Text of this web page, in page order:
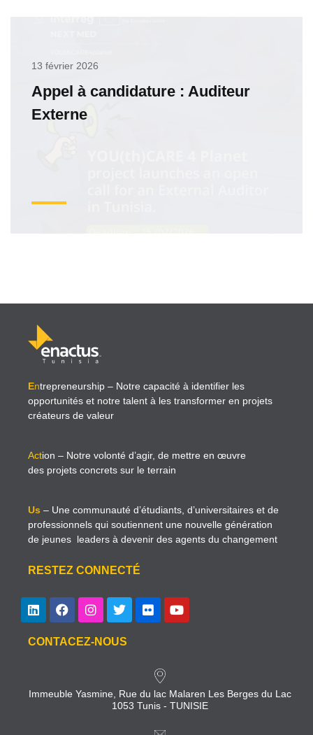
13 février 2026
Appel à candidature : Auditeur
Externe
Entrepreneurship – Notre capacité à identifier les
opportunités et notre talent à les transformer en projets
créateurs de valeur
Action – Notre volonté d’agir, de mettre en œuvre
des projets concrets sur le terrain
Us – Une communauté d’étudiants, d’universitaires et de
professionnels qui soutiennent une nouvelle génération
de jeunes leaders à devenir des agents du changement
RESTEZ CONNECTÉ
CONTACEZ-NOUS
Immeuble Yasmine, Rue du lac Malaren Les Berges du Lac
1053 Tunis - TUNISIE